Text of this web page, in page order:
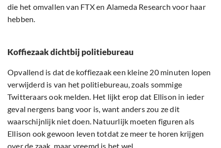
die het omvallen van FTX en Alameda Research voor haar
hebben.
Koffiezaak dichtbij politiebureau
Opvallend is dat de koffiezaak een kleine 20 minuten lopen
verwijderd is van het politiebureau, zoals sommige
Twitteraars ook melden. Het lijkt erop dat Ellison in ieder
geval nergens bang voor is, want anders zou ze dit
waarschijnlijk niet doen. Natuurlijk moeten figuren als
Ellison ook gewoon leven totdat ze meer te horen krijgen
over de zaak, maar vreemd is het wel.